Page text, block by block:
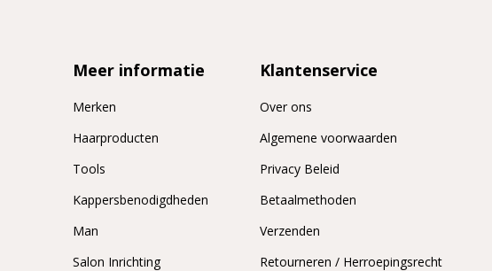
Meer informatie
Merken
Haarproducten
Tools
Kappersbenodigdheden
Man
Salon Inrichting
Klantenservice
Over ons
Algemene voorwaarden
Privacy Beleid
Betaalmethoden
Verzenden
Retourneren / Herroepingsrecht